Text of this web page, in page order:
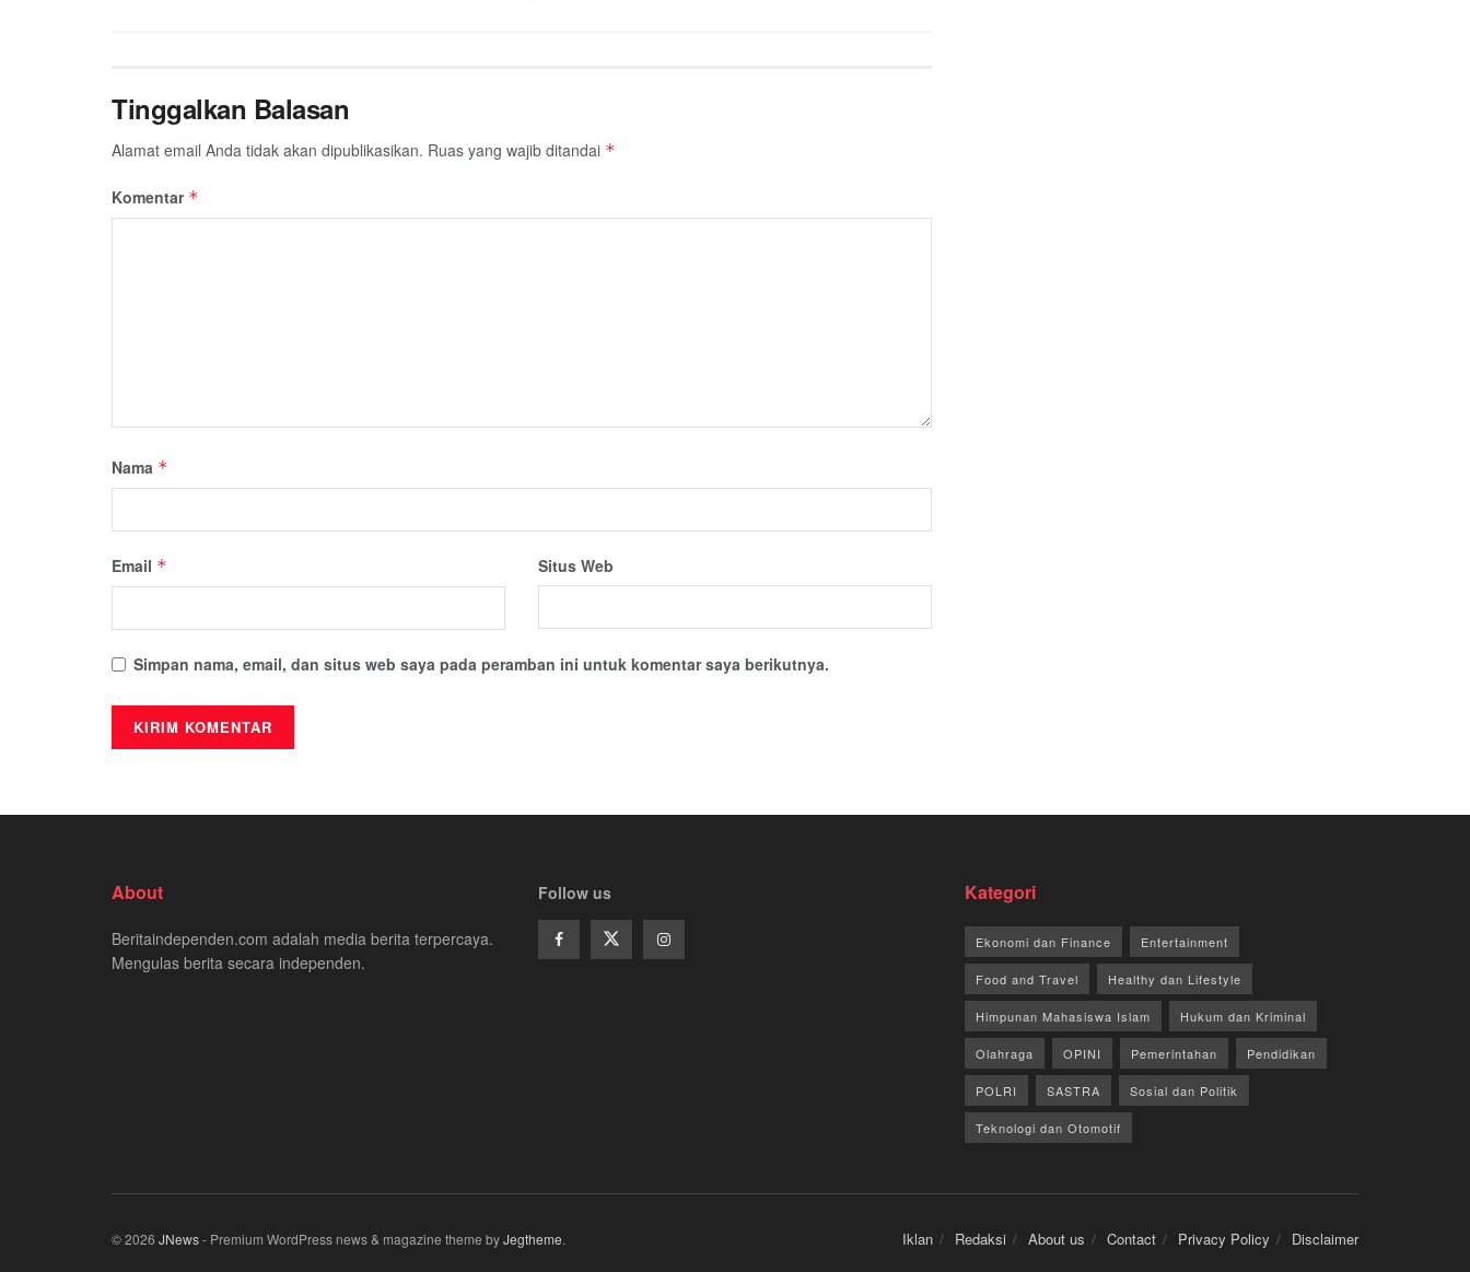
Tinggalkan Balasan
Alamat email Anda tidak akan dipublikasikan. Ruas yang wajib ditandai *
Komentar *
Nama *
Email * Situs Web
Simpan nama, email, dan situs web saya pada peramban ini untuk komentar saya berikutnya.
About
Beritaindependen.com adalah media berita terpercaya.
Mengulas berita secara independen.
Follow us Kategori
Ekonomi dan Finance Entertainment
Food and Travel Healthy dan Lifestyle
Himpunan Mahasiswa Islam Hukum dan Kriminal
Olahraga OPINI Pemerintahan Pendidikan
POLRI SASTRA Sosial dan Politik
Teknologi dan Otomotif
Iklan Redaksi About us Contact Privacy Policy Disclaimer
© 2026 JNews- Premium WordPress news & magazine theme byJegtheme.